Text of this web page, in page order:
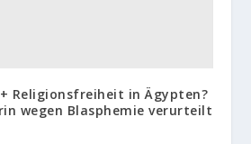
Religionsfreiheit in Ägypten?
wegen Blasphemie verurteilt